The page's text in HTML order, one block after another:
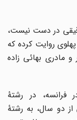
در دست نیست،
روایت کرده که
بهائی زاده
در رشتۀ
سال، به رشتۀ